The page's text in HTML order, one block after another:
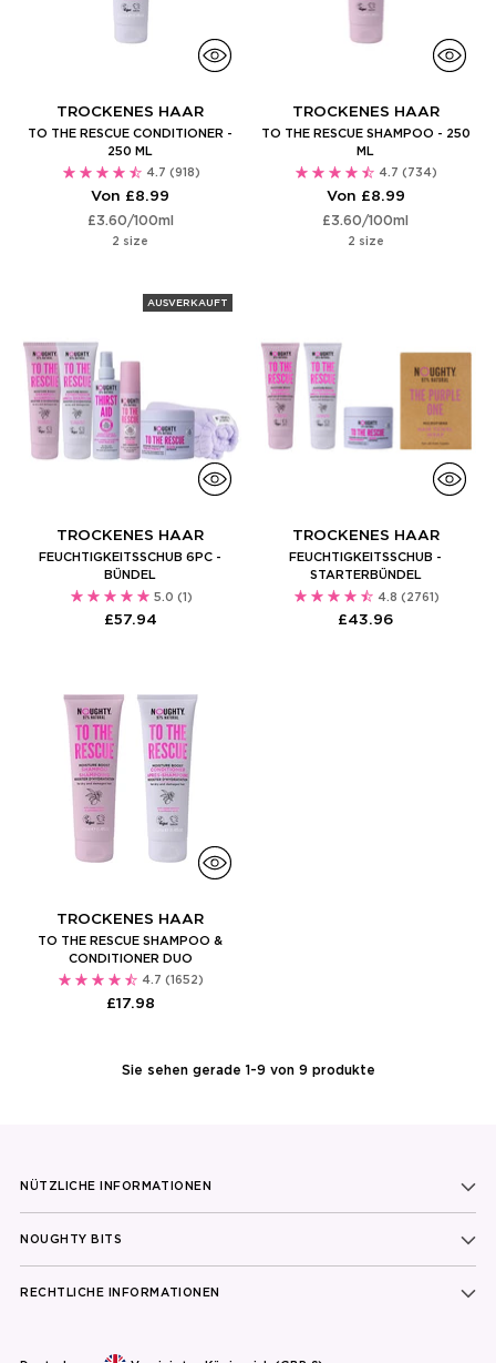
TROCKENES HAAR
TO THE RESCUE CONDITIONER -
250 ML
4.7 (918)
Von £8.99
Stückpreis
£3.60/per
100ml
2 size
TROCKENES HAAR
TO THE RESCUE SHAMPOO - 250
ML
4.7 (734)
Von £8.99
Stückpreis
£3.60/per
100ml
2 size
AUSVERKAUFT
TROCKENES HAAR
FEUCHTIGKEITSSCHUB 6PC -
BÜNDEL
5.0 (1)
£57.94
TROCKENES HAAR
FEUCHTIGKEITSSCHUB -
STARTERBÜNDEL
4.8 (2761)
£43.96
TROCKENES HAAR
TO THE RESCUE SHAMPOO &
CONDITIONER DUO
4.7 (1652)
£17.98
Sie sehen gerade 1-9 von 9 produkte
NÜTZLICHE INFORMATIONEN
NOUGHTY BITS
RECHTLICHE INFORMATIONEN